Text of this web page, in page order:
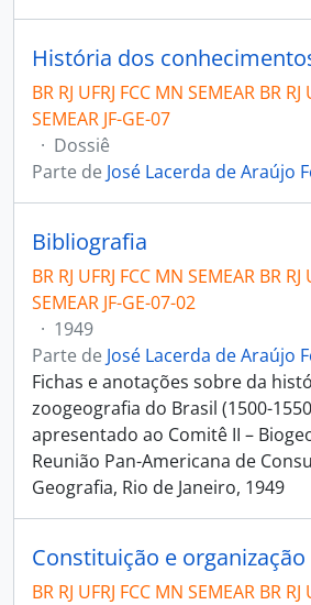
BR RJ UFRJ FCC MN SEMEAR BR RJ
SEMEAR JF-GE-07
· Dossiê
Parte de José Lacerda de Araújo
Bibliografia
BR RJ UFRJ FCC MN SEMEAR BR RJ
SEMEAR JF-GE-07-02
· 1949
Parte de José Lacerda de Araújo
Fichas e anotações sobre da
zoogeografia do Brasil (1500-
apresentado ao Comitê II –
Reunião Pan-Americana de
Geografia, Rio de Janeiro, 1949
BR RJ UFRJ FCC MN SEMEAR BR RJ